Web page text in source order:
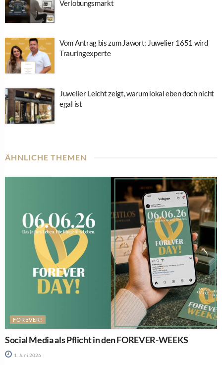
Verlobungsmarkt
Vom Antrag bis zum Jawort: Juwelier 1651 wird
Trauringexperte
Juwelier Leicht zeigt, warum lokal eben doch nicht
egal ist
ÄHNLICHE THEMEN
FOREVER!
Social Media als Pflicht in den FOREVER-WEEKS
1. Juni 2026